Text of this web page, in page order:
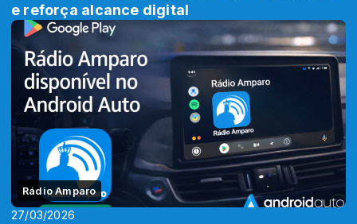
e reforça alcance digital
Rádio Amparo
27/03/2026